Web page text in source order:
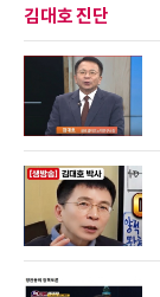
김대호 진단